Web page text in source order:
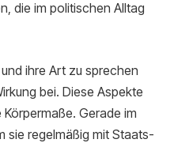
die im politischen Alltag
ihre Art zu sprechen
bei. Diese Aspekte
Gerade im
sie regelmäßig mit Staats-